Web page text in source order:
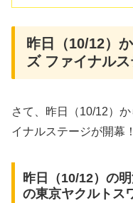
昨日（10/12）
ズ ファイナル
さて、昨日（10/12）
イナルステージが開幕！
昨日（10/12）の
の東京ヤクルトス